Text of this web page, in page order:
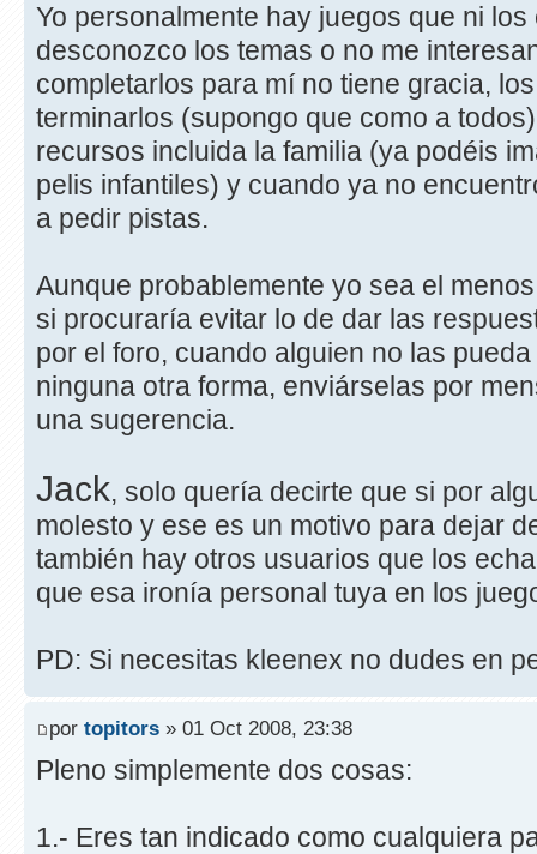
Yo personalmente hay juegos que ni
desconozco los temas o no me
completarlos para mí no tiene gracia,
terminarlos (supongo que como a
recursos incluida la familia (ya podéis
pelis infantiles) y cuando ya no
a pedir pistas.
Aunque probablemente yo sea el
si procuraría evitar lo de dar las
por el foro, cuando alguien no las
ninguna otra forma, enviárselas por
una sugerencia.
Jack, solo quería decirte que si por
molesto y ese es un motivo para dejar
también hay otros usuarios que los
que esa ironía personal tuya en los
PD: Si necesitas kleenex no dudes en
por topitors » 01 Oct 2008, 23:38
Pleno simplemente dos cosas:
1.- Eres tan indicado como cualquiera